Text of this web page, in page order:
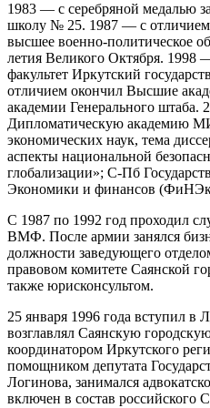
1983 — с серебряной медалью
школу № 25. 1987 — с отличием
высшее военно-политическое
летия Великого Октября. 1998
факультет Иркутский
отличием окончил Высшие
академии Генерального штаба.
Дипломатическую академию
экономических наук, тема
аспекты национальной
глобализации»; С-Пб
Экономики и финансов
С 1987 по 1992 год проходил
ВМФ. После армии занялся
должности заведующего
правовом комитете Саянской
также юрисконсультом.
25 января 1996 года вступил в
возглавлял Саянскую
координатором Иркутского
помощником депутата
Логинова, занимался
включен в состав российского